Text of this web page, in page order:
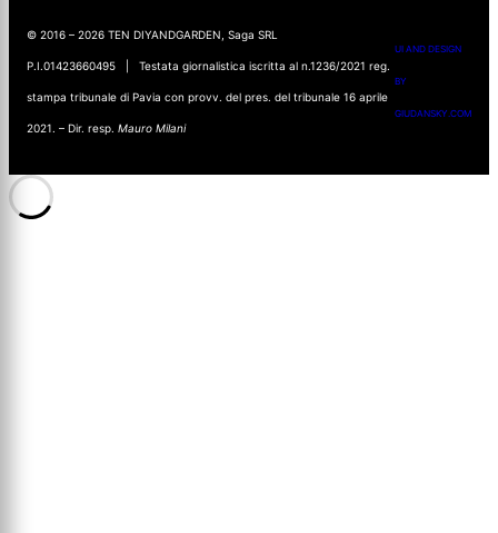
© 2016 – 2026 TEN DIYANDGARDEN, Saga SRL
P.I.01423660495 | Testata giornalistica iscritta al n.1236/2021 reg.
stampa tribunale di Pavia con provv. del pres. del tribunale 16 aprile
2021. – Dir. resp. Mauro Milani
UI AND DESIGN
BY
GIUDANSKY.COM